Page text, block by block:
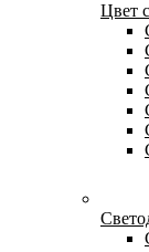
Цвет